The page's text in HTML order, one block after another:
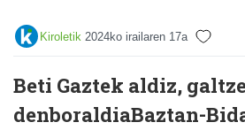
Kiroletik 2024ko irailaren 17a
Beti Gaztek aldiz,
denboraldiaBaztan-